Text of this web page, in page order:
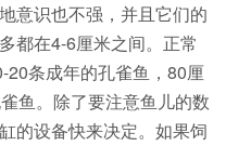
意识也不强，并且它们的
都在4-6厘米之间。正常
20条成年的孔雀鱼，80厘
鱼。除了要注意鱼儿的数
的设备快来决定。如果饲